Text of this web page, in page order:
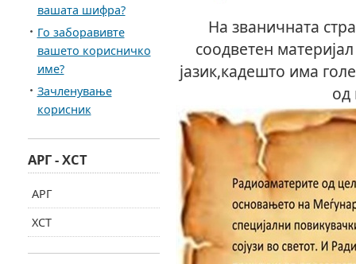
На званичната
соодветен
јазик,кадешто има
од
вашата шифра?
Го заборавивте
вашето корисничко
име?
Зачленување
корисник
АРГ - ХСТ
АРГ
ХСТ